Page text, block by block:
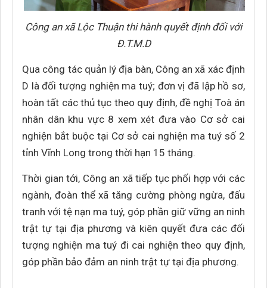
Công an xã Lộc Thuận thi hành quyết định đối với
Đ.T.M.D
Qua công tác quản lý địa bàn, Công an xã xác định
D là đối tượng nghiện ma tuý; đơn vị đã lập hồ sơ,
hoàn tất các thủ tục theo quy định, đề nghị Toà án
nhân dân khu vực 8 xem xét đưa vào Cơ sở cai
nghiện bắt buộc tại Cơ sở cai nghiện ma tuý số 2
tỉnh Vĩnh Long trong thời hạn 15 tháng.
Thời gian tới, Công an xã tiếp tục phối hợp với các
ngành, đoàn thể xã tăng cường phòng ngừa, đấu
tranh với tệ nạn ma tuý, góp phần giữ vững an ninh
trật tự tại địa phương và kiên quyết đưa các đối
tượng nghiện ma tuý đi cai nghiện theo quy định,
góp phần bảo đảm an ninh trật tự tại địa phương.